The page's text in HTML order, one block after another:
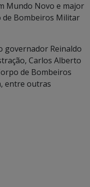
Mundo Novo e major
de Bombeiros Militar
governador Reinaldo
Carlos Alberto
de Bombeiros
entre outras